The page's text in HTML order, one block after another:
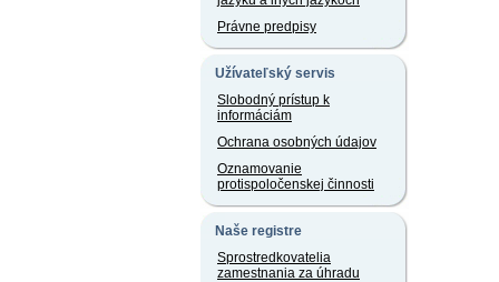
Právne predpisy
Užívateľský servis
Slobodný prístup k
informáciám
Ochrana osobných údajov
Oznamovanie
protispoločenskej činnosti
Naše registre
Sprostredkovatelia
zamestnania za úhradu